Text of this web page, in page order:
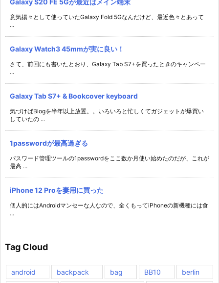
意気揚々として使っていたGalaxy Fold 5Gなんだけど、最近色々とあって
...
Galaxy Watch3 45mmが実に良い！
さて、前回にも書いたとおり、Galaxy Tab S7+を買ったときのキャンペー
...
Galaxy Tab S7+ & Bookcover keyboard
気づけばBlogを半年以上放置。。いろいろと忙しくてガジェットが爆買い
していたの ...
1passwordが最高過ぎる
パスワード管理ツールの1passwordをここ数か月使い始めたのだが、これが
最高 ...
iPhone 12 Proを妻用に買った
個人的にはAndroidマンセーな人なので、全くもってiPhoneの新機種には食
...
Tag Cloud
android backpack bag BB10
berlin